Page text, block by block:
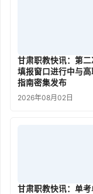
甘肃职教快讯：第二
填报窗口进行中与
指南密集发布
2026年08月02日
甘肃职教快讯：单考